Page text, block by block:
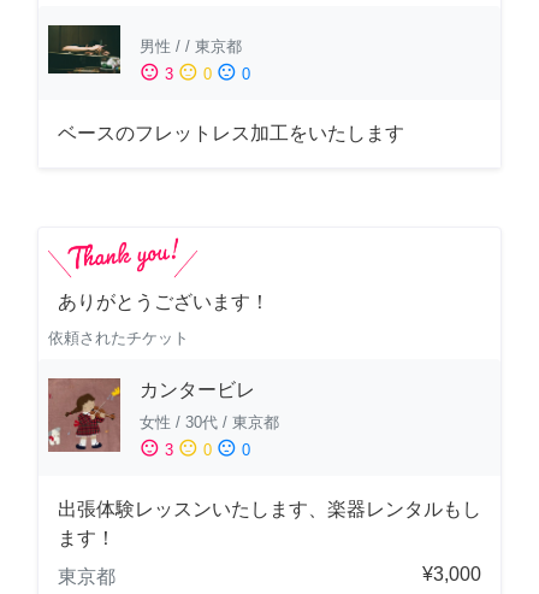
男性 / / 東京都
sentiment_satisfied 3 sentiment_neutral 0 sentiment_dissatisfied 0
ベースのフレットレス加工をいたします
ありがとうございます！
依頼されたチケット
カンタービレ
女性 / 30代 / 東京都
sentiment_satisfied 3 sentiment_neutral 0 sentiment_dissatisfied 0
出張体験レッスンいたします、楽器レンタルもし
ます！
東京都
¥3,000